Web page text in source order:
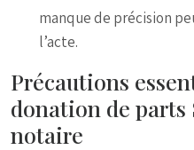
manque de précision
l’acte.
Précautions
donation de parts
notaire